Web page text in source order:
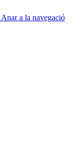
Anar a la navegació